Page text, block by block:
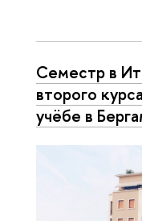
Семестр в
второго
учёбе в